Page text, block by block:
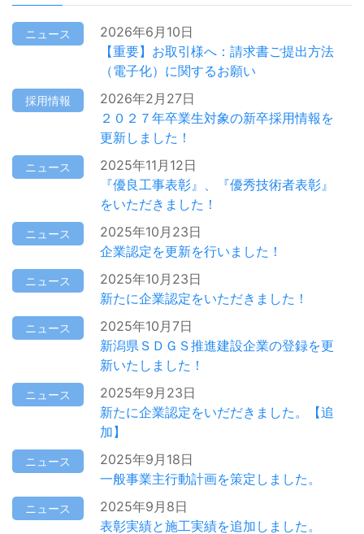
ニュース
2026年6月10日
【重要】お取引様へ：請求書ご提出方法
（電子化）に関するお願い
採用情報
2026年2月27日
２０２７年卒業生対象の新卒採用情報を
更新しました！
ニュース
2025年11月12日
『優良工事表彰』、『優秀技術者表彰』
をいただきました！
ニュース
2025年10月23日
企業認定を更新を行いました！
ニュース
2025年10月23日
新たに企業認定をいただきました！
ニュース
2025年10月7日
新潟県ＳＤＧＳ推進建設企業の登録を更
新いたしました！
ニュース
2025年9月23日
新たに企業認定をいだだきました。【追
加】
ニュース
2025年9月18日
一般事業主行動計画を策定しました。
ニュース
2025年9月8日
表彰実績と施工実績を追加しました。